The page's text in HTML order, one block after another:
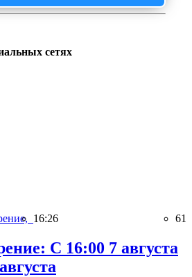
сетях
16:26 61
С 16:00 7 августа